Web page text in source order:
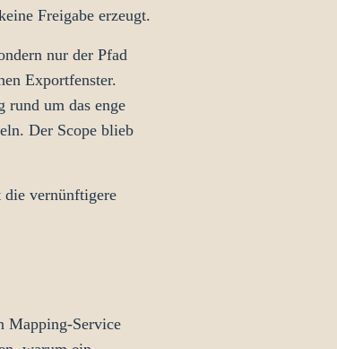
Freigabe erzeugt.
nur der Pfad
Exportfenster.
um das enge
Der Scope blieb
die vernünftigere
Mapping-Service